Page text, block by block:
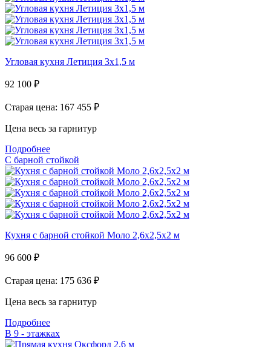
Угловая кухня Летиция 3х1,5 м
92 100 ₽
Старая цена: 167 455 ₽
Цена весь за гарнитур
Подробнее
С барной стойкой
Кухня с барной стойкой Моло 2,6х2,5х2 м
96 600 ₽
Старая цена: 175 636 ₽
Цена весь за гарнитур
Подробнее
В 9 - этажках